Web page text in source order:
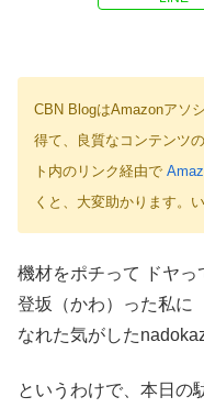
CBN BlogはAmazonアソ
得て、良質なコンテンツ
ト内のリンク経由で
くと、大変助かります。
機材をポチって ドヤっ
登坂（かわ）った私に
なれた気がした
というわけで、本日の